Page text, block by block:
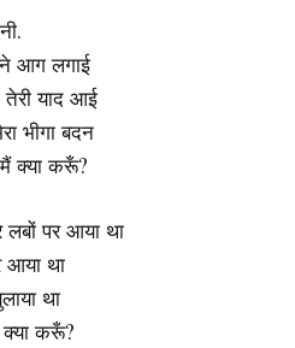
ने आग लगाई
याद आई
भीगा बदन
क्या करूँ?
पर आया था
आया था
था
करूँ?